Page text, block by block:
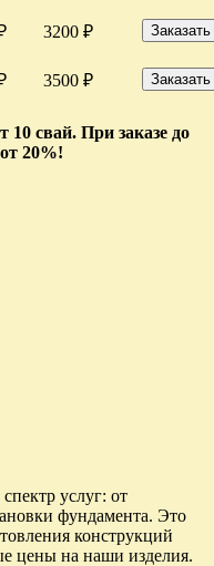
3200 ₽ Заказать
3500 ₽ Заказать
10 свай. При заказе до
20%!
услуг: от
фундамента. Это
конструкций
цены на наши изделия.